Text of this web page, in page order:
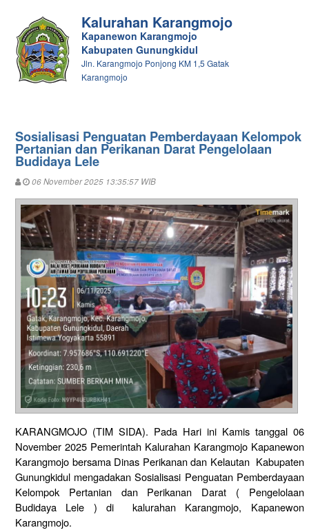
Kalurahan Karangmojo
Kapanewon Karangmojo
Kabupaten Gunungkidul
Jln. Karangmojo Ponjong KM 1,5 Gatak
Karangmojo
Sosialisasi Penguatan Pemberdayaan Kelompok
Pertanian dan Perikanan Darat Pengelolaan
Budidaya Lele
06 November 2025 13:35:57 WIB
KARANGMOJO (TIM SIDA). Pada Hari ini Kamis tanggal 06
November 2025 Pemerintah Kalurahan Karangmojo Kapanewon
Karangmojo bersama Dinas Perikanan dan Kelautan Kabupaten
Gunungkidul mengadakan Sosialisasi Penguatan Pemberdayaan
Kelompok Pertanian dan Perikanan Darat ( Pengelolaan
Budidaya Lele ) di kalurahan Karangmojo, Kapanewon
Karangmojo.